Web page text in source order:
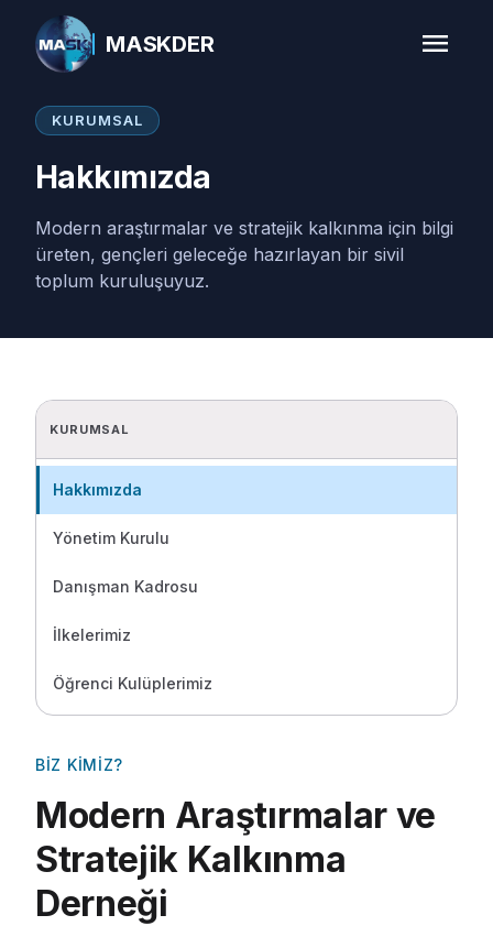
MASKDER menu
KURUMSAL
Hakkımızda
Modern araştırmalar ve stratejik kalkınma için bilgi
üreten, gençleri geleceğe hazırlayan bir sivil
toplum kuruluşuyuz.
KURUMSAL
Hakkımızda
Yönetim Kurulu
Danışman Kadrosu
İlkelerimiz
Öğrenci Kulüplerimiz
BIZ KIMIZ?
Modern Araştırmalar ve
Stratejik Kalkınma
Derneği